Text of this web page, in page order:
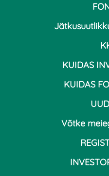
KUIDAS
KUIDAS
Võtke